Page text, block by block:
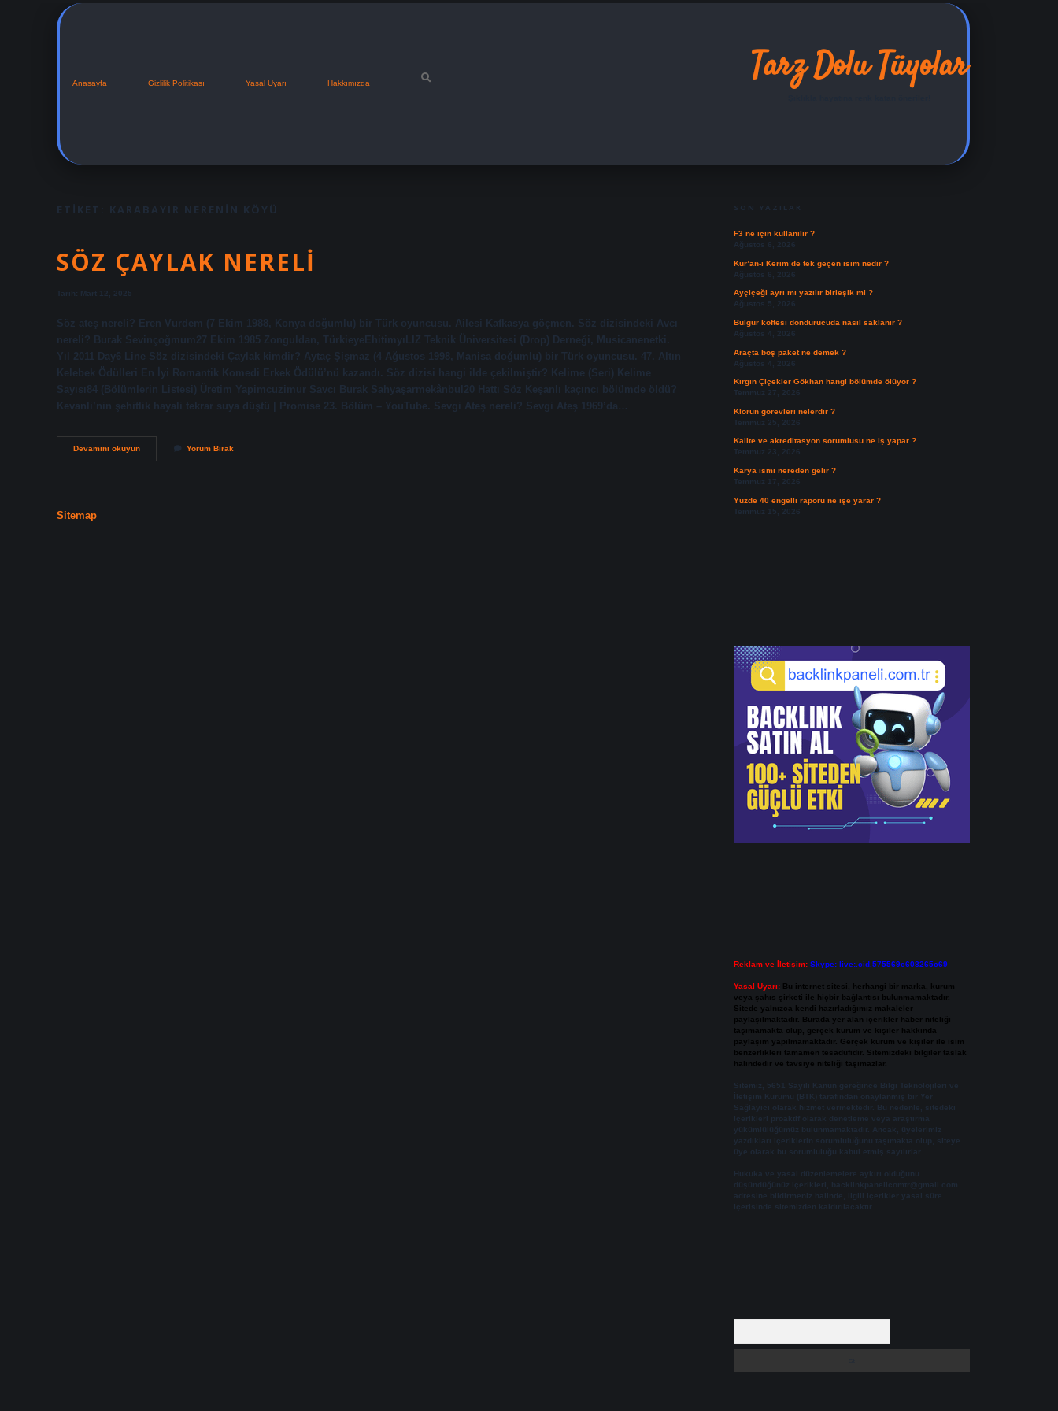
Anasayfa Gizlilik Politikası Yasal Uyarı Hakkımızda Tarz Dolu Tüyolar
ETIKET: KARABAYIR NERENIN KÖYÜ
SÖZ ÇAYLAK NERELI
Tarih: Mart 12, 2025
Söz ateş nereli? Eren Vurdem (7 Ekim 1988, Konya doğumlu) bir Türk oyuncusu. Ailesi Kafkasya göçmen. Söz dizisindeki Avcı
nereli? Burak Sevinçoğmum27 Ekim 1985 Zonguldan, TürkieyeEhitimyıLIZ Teknik Üniversitesi (Drop) Derneği, Musicanenetki.
Yıl 2011 Day6 Line Söz dizisindeki Çaylak kimdir? Aytaç Şişmaz (4 Ağustos 1998, Manisa doğumlu) bir Türk oyuncusu. 47. Altın
Kelebek Ödülleri En İyi Romantik Komedi Erkek Ödülü’nü kazandı. Söz dizisi hangi ilde çekilmiştir? Kelime (Seri) Kelime
Sayısı84 (Bölümlerin Listesi) Üretim Yapimcuzimur Savcı Burak Sahyaşarmekânbul20 Hattı Söz Keşanlı kaçıncı bölümde öldü?
Kevanli’nin şehitlik hayali tekrar suya düştü | Promise 23. Bölüm – YouTube. Sevgi Ateş nereli? Sevgi Ateş 1969’da…
Devamını okuyunSöz
Çaylak
Yorum Bırak
Sitemap
SON YAZILAR
F3 ne için kullanılır ?
Ağustos 6, 2026
Kur’an-ı Kerim’de tek geçen isim nedir ?
Ağustos 6, 2026
Ayçiçeği ayrı mı yazılır birleşik mi ?
Ağustos 5, 2026
Bulgur köftesi dondurucuda nasıl saklanır ?
Ağustos 4, 2026
Araçta boş paket ne demek ?
Ağustos 4, 2026
Kırgın Çiçekler Gökhan hangi bölümde ölüyor ?
Temmuz 27, 2026
Klorun görevleri nelerdir ?
Temmuz 25, 2026
Kalite ve akreditasyon sorumlusu ne iş yapar ?
Temmuz 23, 2026
Karya ismi nereden gelir ?
Temmuz 17, 2026
Yüzde 40 engelli raporu ne işe yarar ?
Temmuz 15, 2026
Reklam ve İletişim: Skype: live:.cid.575569c608265c69
Yasal Uyarı: Bu internet sitesi, herhangi bir marka, kurum
veya şahıs şirketi ile hiçbir bağlantısı bulunmamaktadır.
Sitede yalnızca kendi hazırladığımız makaleler
paylaşılmaktadır. Burada yer alan içerikler haber niteliği
taşımamakta olup, gerçek kurum ve kişiler hakkında
paylaşım yapılmamaktadır. Gerçek kurum ve kişiler ile isim
benzerlikleri tamamen tesadüfidir. Sitemizdeki bilgiler taslak
halindedir ve tavsiye niteliği taşımazlar.
Sitemiz, 5651 Sayılı Kanun gereğince Bilgi Teknolojileri ve
İletişim Kurumu (BTK) tarafından onaylanmış bir Yer
Sağlayıcı olarak hizmet vermektedir. Bu nedenle, sitedeki
içerikleri proaktif olarak denetleme veya araştırma
yükümlülüğümüz bulunmamaktadır. Ancak, üyelerimiz
yazdıkları içeriklerin sorumluluğunu taşımakta olup, siteye
üye olarak bu sorumluluğu kabul etmiş sayılırlar.
Hukuka ve yasal düzenlemelere aykırı olduğunu
düşündüğünüz içerikleri,
backlinkpanelicomtr@gmail.com
adresine bildirmeniz halinde, ilgili içerikler yasal süre
içerisinde sitemizden kaldırılacaktır.